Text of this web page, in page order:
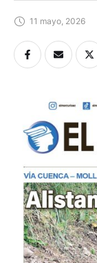
11 mayo, 2026